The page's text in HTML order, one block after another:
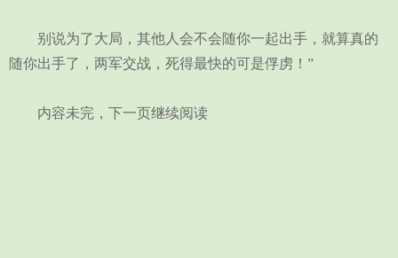
别说为了大局，其他人会不会随你一起出手，就算真的
随你出手了，两军交战，死得最快的可是俘虏！”
内容未完，下一页继续阅读